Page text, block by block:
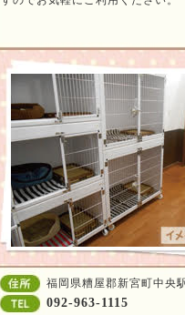
福岡県糟屋郡新宮町中央
092-963-1115